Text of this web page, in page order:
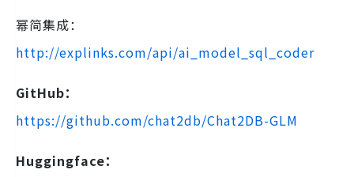
幂简集成：
http://explinks.com/api/ai_model_sql_coder
GitHub：
https://github.com/chat2db/Chat2DB-GLM
Huggingface：